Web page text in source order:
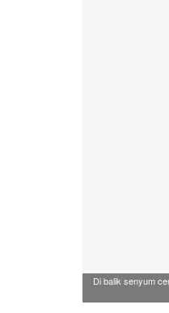
Di balik senyum